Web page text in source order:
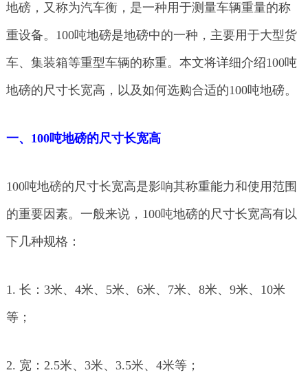
地磅，又称为汽车衡，是一种用于测量车辆重量的称
重设备。100吨地磅是地磅中的一种，主要用于大型货
车、集装箱等重型车辆的称重。本文将详细介绍100吨
地磅的尺寸长宽高，以及如何选购合适的100吨地磅。
一、100吨地磅的尺寸长宽高
100吨地磅的尺寸长宽高是影响其称重能力和使用范围
的重要因素。一般来说，100吨地磅的尺寸长宽高有以
下几种规格：
1. 长：3米、4米、5米、6米、7米、8米、9米、10米
等；
2. 宽：2.5米、3米、3.5米、4米等；